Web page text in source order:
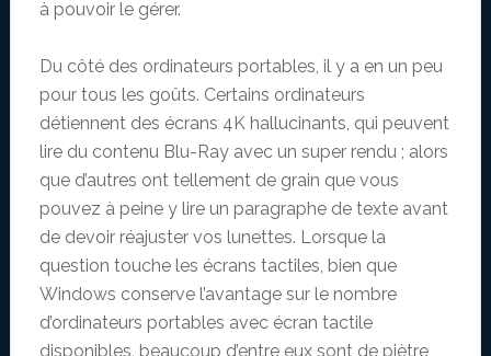
à pouvoir le gérer.
Du côté des ordinateurs portables, il y a en un peu
pour tous les goûts. Certains ordinateurs
détiennent des écrans 4K hallucinants, qui peuvent
lire du contenu Blu-Ray avec un super rendu ; alors
que d’autres ont tellement de grain que vous
pouvez à peine y lire un paragraphe de texte avant
de devoir réajuster vos lunettes. Lorsque la
question touche les écrans tactiles, bien que
Windows conserve l’avantage sur le nombre
d’ordinateurs portables avec écran tactile
disponibles, beaucoup d’entre eux sont de piètre